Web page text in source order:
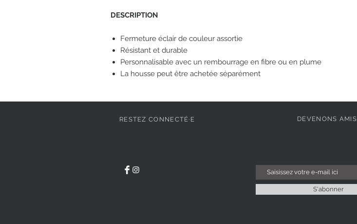
DESCRIPTION
Fermeture éclair de couleur assortie
Résistant et durable
Personnalisable avec un rembourrage en fibre ou en plume
La housse peut être achetée séparément
RESTEZ CONNECTÉ·E DEVENONS AMIS
S'abonner